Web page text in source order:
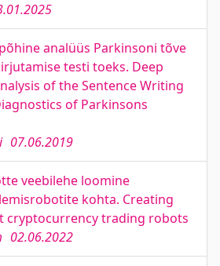
analüüs Parkinsoni tõve
testi toeks. Deep
of the Sentence Writing
of Parkinsons
07.06.2019
veebilehe loomine
kohta. Creating
cryptocurrency trading robots
02.06.2022